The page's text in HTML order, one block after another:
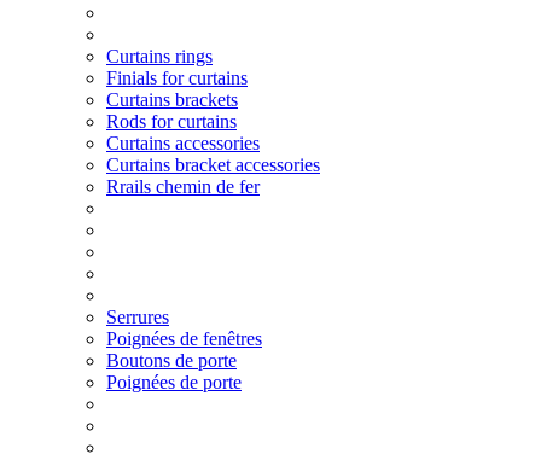
Curtains rings
Finials for curtains
Curtains brackets
Rods for curtains
Curtains accessories
Curtains bracket accessories
Rrails chemin de fer
Serrures
Poignées de fenêtres
Boutons de porte
Poignées de porte